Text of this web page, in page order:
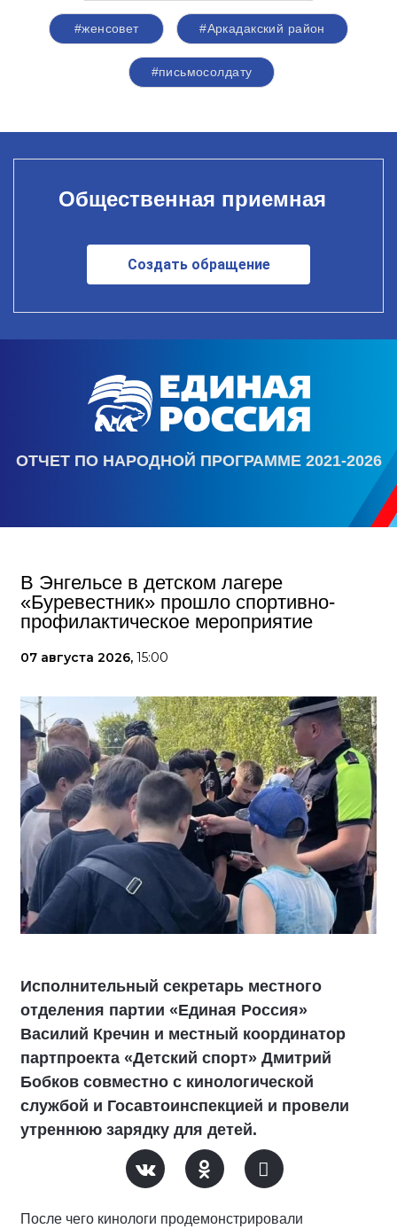
#женсовет #Аркадакский район
#письмосолдату
Общественная приемная
Создать обращение
ОТЧЕТ ПО НАРОДНОЙ ПРОГРАММЕ 2021-2026
В Энгельсе в детском лагере
«Буревестник» прошло спортивно-
профилактическое мероприятие
07 августа 2026, 15:00
Исполнительный секретарь местного
отделения партии «Единая Россия»
Василий Кречин и местный координатор
партпроекта «Детский спорт» Дмитрий
Бобков совместно с кинологической
службой и Госавтоинспекцией и провели
утреннюю зарядку для детей.
После чего кинологи продемонстрировали